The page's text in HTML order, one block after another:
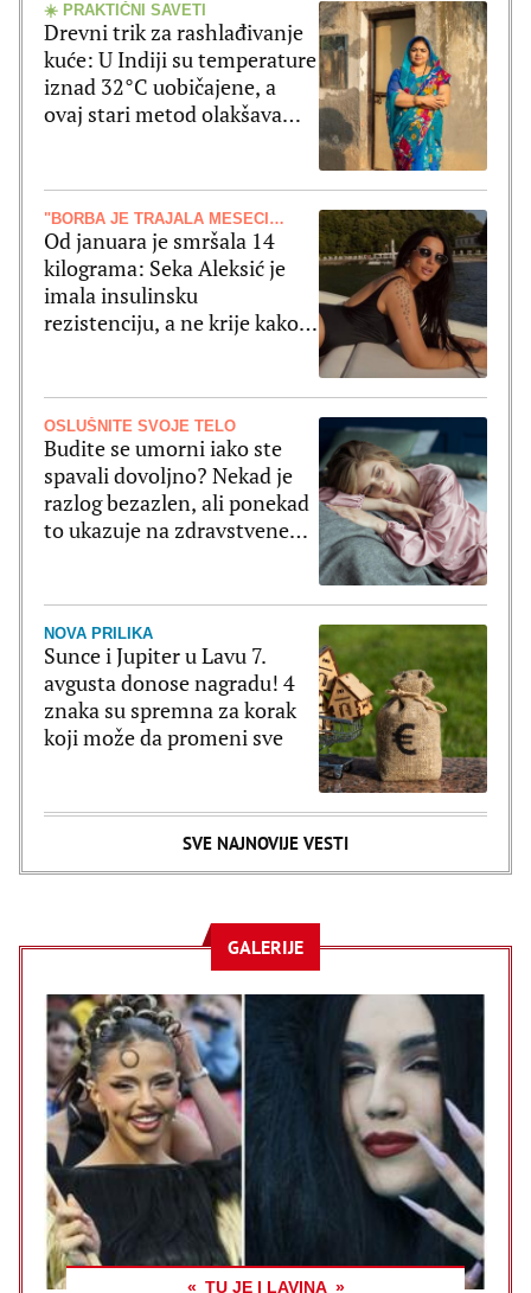
☀️ PRAKTIČNI SAVETI
Drevni trik za rashlađivanje
kuće: U Indiji su temperature
iznad 32°C uobičajene, a
ovaj stari metod olakšava
"BORBA JE TRAJALA MESECIMA"
Od januara je smršala 14
kilograma: Seka Aleksić je
imala insulinsku
rezistenciju, a ne krije kako
OSLUŠNITE SVOJE TELO
Budite se umorni iako ste
spavali dovoljno? Nekad je
razlog bezazlen, ali ponekad
to ukazuje na zdravstvene
NOVA PRILIKA
Sunce i Jupiter u Lavu 7.
avgusta donose nagradu! 4
znaka su spremna za korak
koji može da promeni sve
SVE NAJNOVIJE VESTI
GALERIJE
TU JE I LAVINA